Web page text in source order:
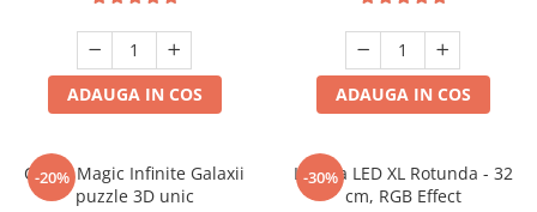
ADAUGA IN COS ADAUGA IN COS
-20%
Cubul Magic Infinite Galaxii
puzzle 3D unic
-30%
Lampa LED XL Rotunda - 32
cm, RGB Effect